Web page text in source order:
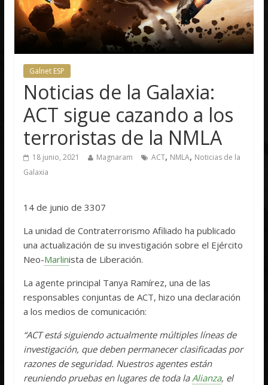
Galnet ESP
Noticias de la Galaxia:
ACT sigue cazando a los
terroristas de la NMLA
18 junio, 2021 Magnaram ACT, NMLA, Noticias de la
Galaxia
14 de junio de 3307
La unidad de Contraterrorismo Afiliado ha publicado
una actualización de su investigación sobre el Ejército
Neo-Marlinista de Liberación.
La agente principal Tanya Ramírez, una de las
responsables conjuntas de ACT, hizo una declaración
a los medios de comunicación:
“ACT está siguiendo actualmente múltiples líneas de
investigación, que deben permanecer clasificadas por
razones de seguridad. Nuestros agentes están
reuniendo pruebas en lugares de toda la Alianza, el